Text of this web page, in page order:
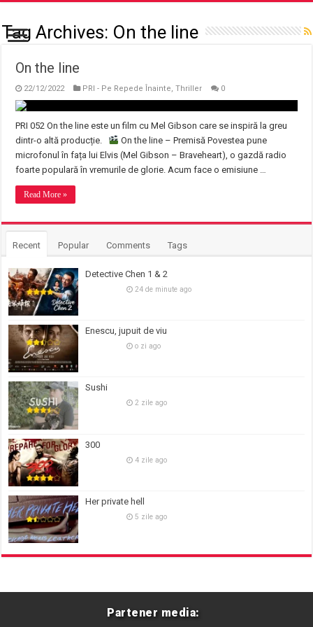
Tag Archives: On the line
On the line
22/12/2022 PRI - Pe Repede Înainte,Thriller 0
PRI 052 On the line este un film cu Mel Gibson care se inspiră la greu
dintr-o altă producție.
On the line – Premisă Povestea pune
microfonul în fața lui Elvis (Mel Gibson – Braveheart), o gazdă radio
foarte populară în vremurile de glorie. Acum face o emisiune …
Read More »
Recent Popular Comments Tags
Detective Chen 1 & 2
24 de minute ago
Enescu, jupuit de viu
o zi ago
Sushi
2 zile ago
300
4 zile ago
Her private hell
5 zile ago
Partener media: